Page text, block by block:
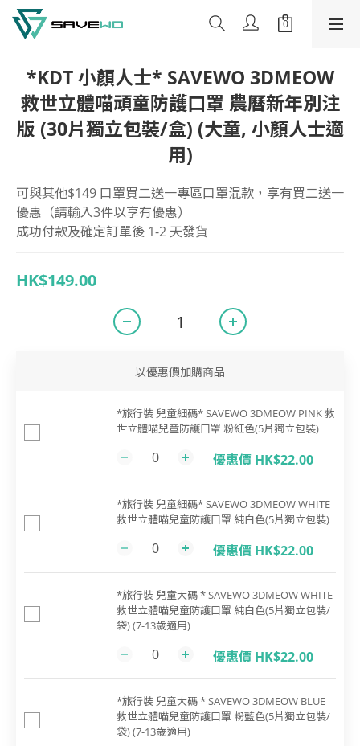
*KDT 小顏人士* SAVEWO 3DMEOW
救世立體喵頑童防護口罩 農曆新年別注
版 (30片獨立包裝/盒) (大童, 小顏人士適
用)
可與其他$149 口罩買二送一專區口罩混款，享有買二送一
優惠（請輸入3件以享有優惠）
成功付款及確定訂單後 1-2 天發貨
HK$149.00
以優惠價加購商品
*旅行裝 兒童細碼* SAVEWO 3DMEOW PINK 救
世立體喵兒童防護口罩 粉紅色(5片獨立包裝)
優惠價 HK$22.00
*旅行裝 兒童細碼* SAVEWO 3DMEOW WHITE
救世立體喵兒童防護口罩 純白色(5片獨立包裝)
優惠價 HK$22.00
*旅行裝 兒童大碼 * SAVEWO 3DMEOW WHITE
救世立體喵兒童防護口罩 純白色(5片獨立包裝/
袋) (7-13歲適用)
優惠價 HK$22.00
*旅行裝 兒童大碼 * SAVEWO 3DMEOW BLUE
救世立體喵兒童防護口罩 粉藍色(5片獨立包裝/
袋) (7-13歲適用)